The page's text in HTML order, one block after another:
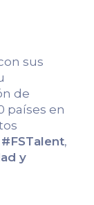
sus
de
países en
#FSTalent,
y